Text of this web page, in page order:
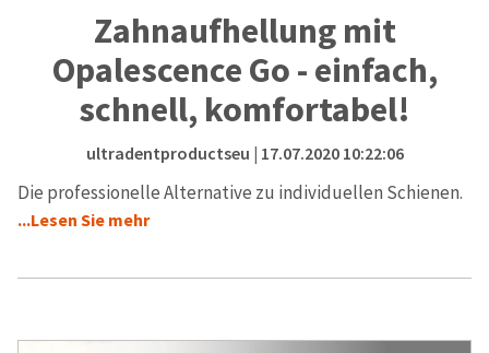
Zahnaufhellung mit
Opalescence Go - einfach,
schnell, komfortabel!
ultradentproductseu | 17.07.2020 10:22:06
Die professionelle Alternative zu individuellen Schienen.
...Lesen Sie mehr